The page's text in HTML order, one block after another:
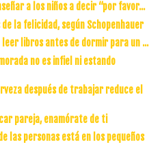
a los niños a decir “por favor...
de la felicidad, según Schopenhauer
leer libros antes de dormir para un ...
no es infiel ni estando
después de trabajar reduce el
pareja, enamórate de ti
las personas está en los pequeños